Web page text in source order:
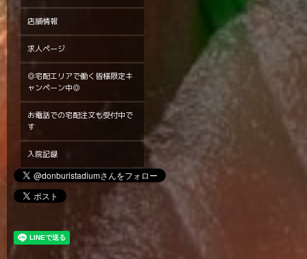
店舗情報
求人ページ
◎宅配エリアで働く皆様限定キ
ャンペーン中◎
お電話での宅配注文も受付中で
す
入院記録